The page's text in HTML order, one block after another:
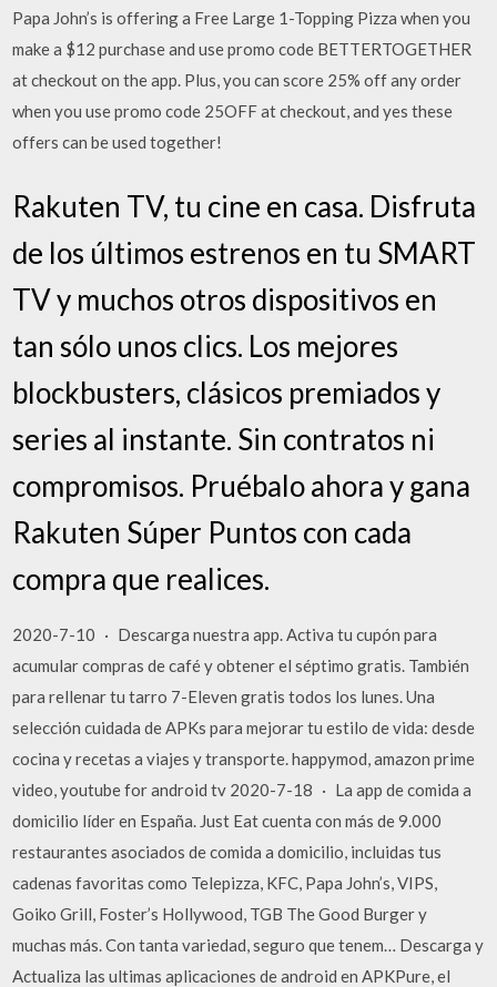
Papa John’s is offering a Free Large 1-Topping Pizza when you
make a $12 purchase and use promo code BETTERTOGETHER
at checkout on the app. Plus, you can score 25% off any order
when you use promo code 25OFF at checkout, and yes these
offers can be used together!
Rakuten TV, tu cine en casa. Disfruta
de los últimos estrenos en tu SMART
TV y muchos otros dispositivos en
tan sólo unos clics. Los mejores
blockbusters, clásicos premiados y
series al instante. Sin contratos ni
compromisos. Pruébalo ahora y gana
Rakuten Súper Puntos con cada
compra que realices.
2020-7-10 · Descarga nuestra app. Activa tu cupón para
acumular compras de café y obtener el séptimo gratis. También
para rellenar tu tarro 7-Eleven gratis todos los lunes. Una
selección cuidada de APKs para mejorar tu estilo de vida: desde
cocina y recetas a viajes y transporte. happymod, amazon prime
video, youtube for android tv 2020-7-18 · ‎La app de comida a
domicilio líder en España. Just Eat cuenta con más de 9.000
restaurantes asociados de comida a domicilio, incluidas tus
cadenas favoritas como Telepizza, KFC, Papa John’s, VIPS,
Goiko Grill, Foster’s Hollywood, TGB The Good Burger y
muchas más. Con tanta variedad, seguro que tenem… Descarga y
Actualiza las ultimas aplicaciones de android en APKPure, el